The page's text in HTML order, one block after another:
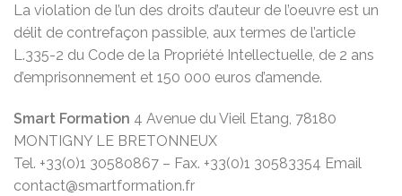
La violation de l’un des droits d’auteur de l’oeuvre est un
délit de contrefaçon passible, aux termes de l’article
L.335-2 du Code de la Propriété Intellectuelle, de 2 ans
d’emprisonnement et 150 000 euros d’amende.
Smart Formation 4 Avenue du Vieil Etang, 78180
MONTIGNY LE BRETONNEUX
Tel. +33(0)1 30580867 – Fax. +33(0)1 30583354 Email
contact@smartformation.fr